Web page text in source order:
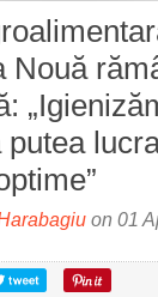
Nouă
putea
on 01